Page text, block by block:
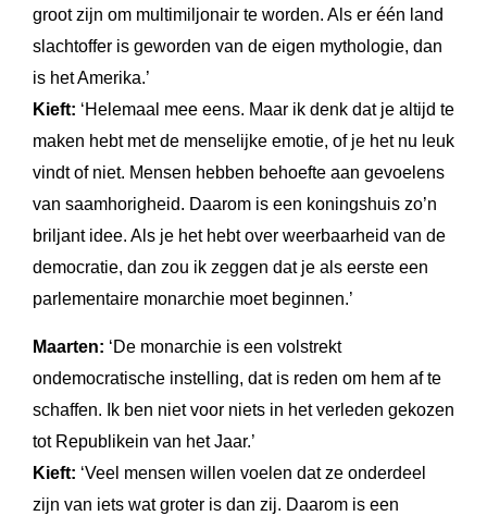
groot zijn om multimiljonair te worden. Als er één land
slachtoffer is geworden van de eigen mythologie, dan
is het Amerika.’
Kieft: ‘Helemaal mee eens. Maar ik denk dat je altijd te
maken hebt met de menselijke emotie, of je het nu leuk
vindt of niet. Mensen hebben behoefte aan gevoelens
van saamhorigheid. Daarom is een koningshuis zo’n
briljant idee. Als je het hebt over weerbaarheid van de
democratie, dan zou ik zeggen dat je als eerste een
parlementaire monarchie moet beginnen.’
Maarten: ‘De monarchie is een volstrekt
ondemocratische instelling, dat is reden om hem af te
schaffen. Ik ben niet voor niets in het verleden gekozen
tot Republikein van het Jaar.’
Kieft: ‘Veel mensen willen voelen dat ze onderdeel
zijn van iets wat groter is dan zij. Daarom is een